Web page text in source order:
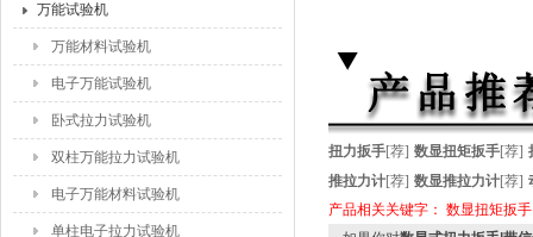
万能试验机
万能材料试验机
电子万能试验机
卧式拉力试验机
双柱万能拉力试验机
电子万能材料试验机
单柱电子拉力试验机
扭力扳手[荐] 数显扭矩扳手[荐]
推拉力计[荐] 数显推拉力计[荐]
产品相关关键字： 数显扭矩扳手